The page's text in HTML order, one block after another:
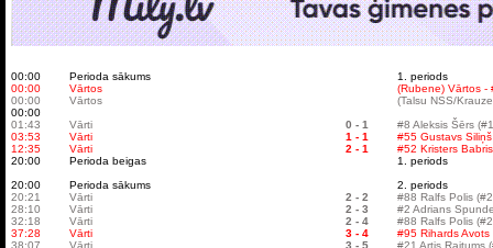
00:00 Perioda sākums
1. periods
00:00
Vārtos
(Rubene) Vārtos -
00:00
Vārtos
(Talsu NSS/
00:00
01:43
Vārti 0 - 1
#8 Aleksis Šērs
03:53
Vārti 1 - 1
#55 Gustavs
12:35
Vārti 2 - 1
#52 Kristers Babris
20:00
Perioda beigas
1. periods
20:00
Perioda sākums
2. periods
20:21
Vārti 2 - 2
#88 Ralfs Polis
28:10
Vārti 2 - 3
#2 Adrians
32:18
Vārti 2 - 4
#88 Ralfs Polis
37:28
Vārti 3 - 4
#95 Rihards Avots
38:07
Vārti 3 - 5
#21 Artis Raitums